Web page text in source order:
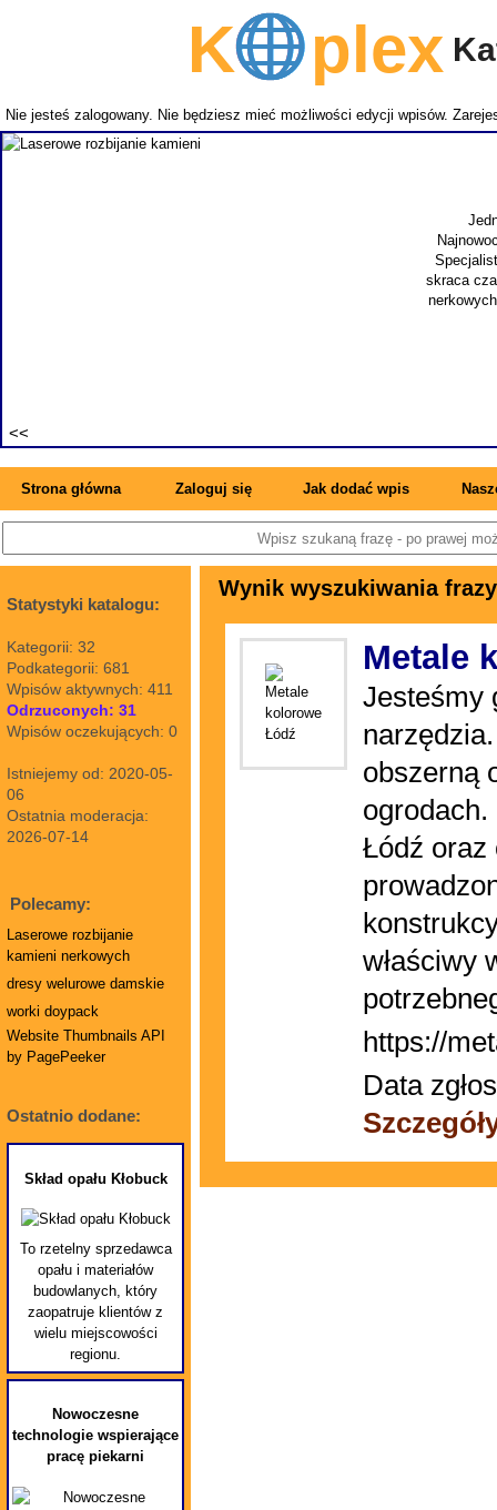
Kplex
Nie jesteś zalogowany. Nie będziesz mieć możliwości edycji wpisów.
skraca
Strona główna Zaloguj się Jak dodać wpis
Statystyki katalogu:
Kategorii: 32
Podkategorii: 681
Wpisów aktywnych: 411
Odrzuconych: 31
Wpisów oczekujących: 0
Istniejemy od: 2020-05-
06
Ostatnia moderacja:
2026-07-14
Polecamy:
Laserowe rozbijanie
kamieni nerkowych
dresy welurowe damskie
worki doypack
Website Thumbnails API
by PagePeeker
Ostatnio dodane:
Skład opału Kłobuck
To rzetelny sprzedawca
opału i materiałów
budowlanych, który
zaopatruje klientów z
wielu miejscowości
regionu.
Nowoczesne
technologie wspierające
pracę piekarni
Wynik wyszukiwania
Metale
Jesteśmy
obszerną
ogrodach.
Łódź oraz
właściwy
https://
Data